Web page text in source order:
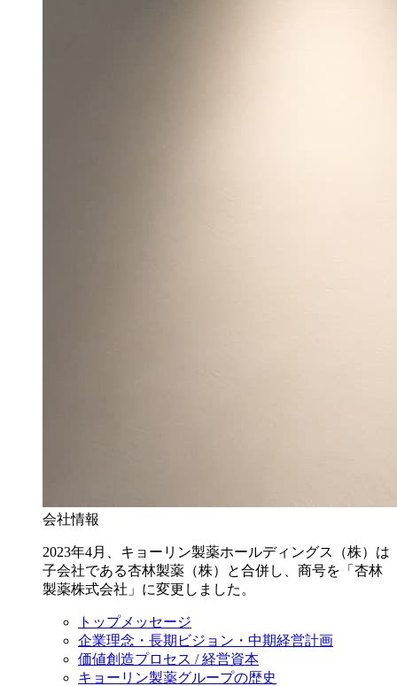
会社情報
2023年4月、キョーリン製薬ホールディングス（株）は
子会社である杏林製薬（株）と合併し、商号を「杏林
製薬株式会社」に変更しました。
トップメッセージ
企業理念・長期ビジョン・中期経営計画
価値創造プロセス / 経営資本
キョーリン製薬グループの歴史